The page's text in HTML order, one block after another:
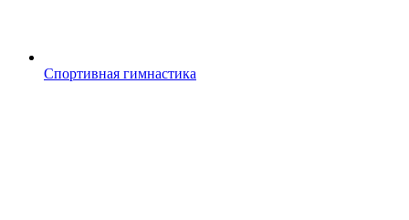
Спортивная гимнастика